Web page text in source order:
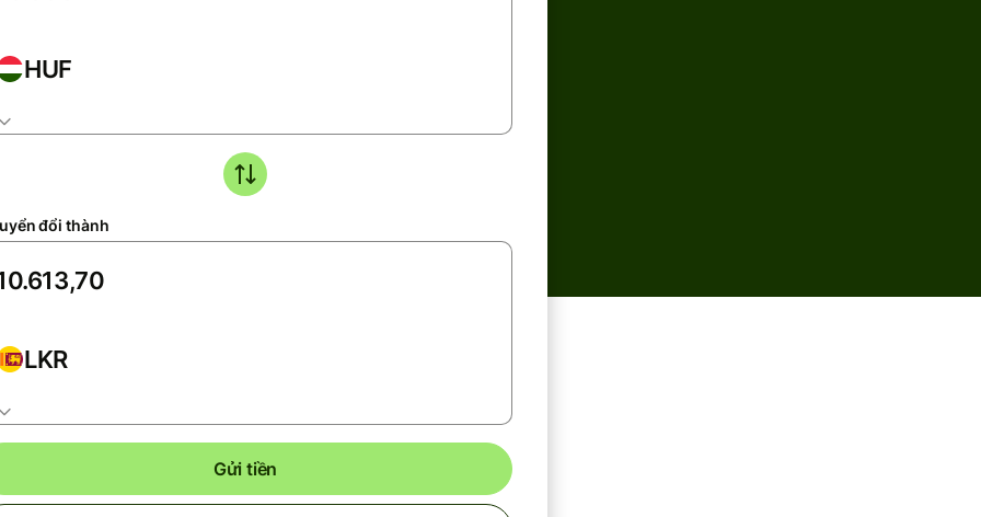
HUF
đổi thành
LKR
Gửi tiền